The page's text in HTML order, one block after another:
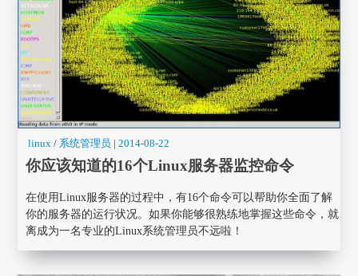
linux / 系统管理员 |2014-08-22
你应该知道的16个Linux服务器监控命令
在使用Linux服务器的过程中，有16个命令可以帮助你全面了解
你的服务器的运行状况。如果你能够很熟练地掌握这些命令，就
离成为一名专业的Linux系统管理员不远啦！